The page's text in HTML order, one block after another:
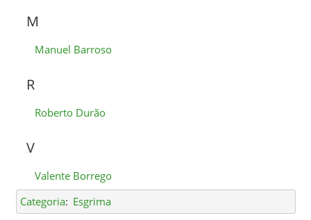
M
Manuel Barroso
R
Roberto Durão
V
Valente Borrego
Categoria: Esgrima